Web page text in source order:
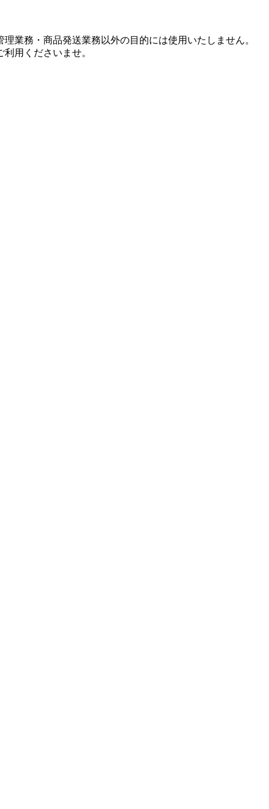
業務・商品発送業務以外の目的には使用いたしません。
用くださいませ。